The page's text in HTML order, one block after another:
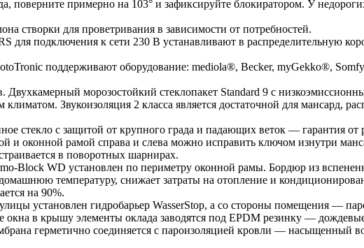
поверните примерно на 103° и зафиксируйте блокиратором. У
створки для проветривания в зависимости от потребностей.
для подключения к сети 230 В устанавливают в распределительную
поддерживают оборудование: mediola®, Becker, myGekko®,
Двухкамерный морозостойкий стеклопакет Standard 9 с
Звукоизоляция 2 класса является достаточной для мансард,
стекло с защитой от крупного града и падающих веток — гарантия от
и оконной рамой справа и слева можно исправить ключом изнутри
в поворотных шарнирах.
Block WD установлен по периметру оконной рамы. Бордюр из
температуру, снижает затраты на отопление и
на 90%.
установлен гидробарьер WasserStop, а со стороны помещения —
в крышу элементы оклада заводятся под EPDM резинку —
герметично соединяется с пароизоляцией кровли — насыщенный